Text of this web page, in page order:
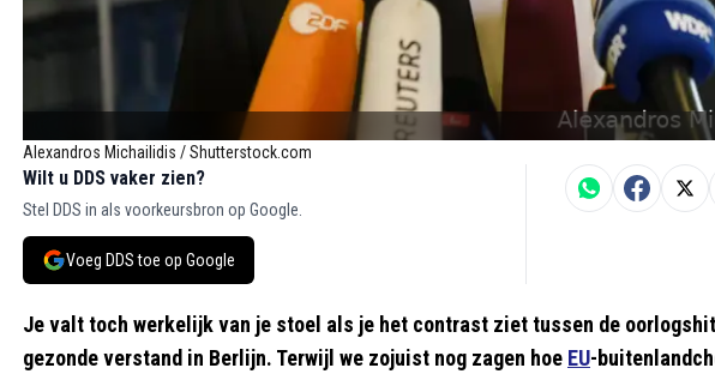
Alexandros Michailidis / Shutterstock.com
Wilt u DDS vaker zien?
Stel DDS in als voorkeursbron op Google.
Voeg DDS toe op Google
Je valt toch werkelijk van je stoel als je het contrast ziet tussen de
gezonde verstand in Berlijn. Terwijl we zojuist nog zagen hoe EU-